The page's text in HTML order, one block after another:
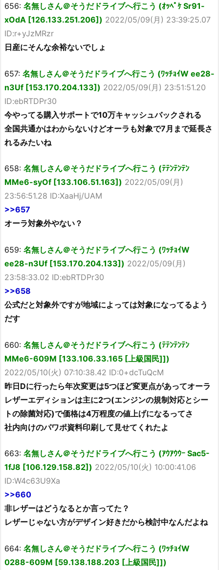
656: 名無しさん＠そうだドライブへ行こう (ｵｯﾍﾟｹ Sr91-
xOdA [126.133.251.206]) 2022/05/09(月) 23:39:25.07
ID:r+yJzMRzr
日産にそんな余裕ないでしょ
657: 名無しさん＠そうだドライブへ行こう (ﾜｯﾁｮｲW ee28-
n3Uf [153.170.204.133]) 2022/05/09(月) 23:51:51.20
ID:ebRTDPr30
今やってる購入サポートで10万キャッシュバックされる
全国共通かはわからないけどオーラも対象で7月まで延長さ
れるみたいね
658: 名無しさん＠そうだドライブへ行こう (ﾃﾃﾝﾃﾝﾃﾝ
MMe6-syOf [133.106.51.163]) 2022/05/09(月)
23:56:51.28 ID:XaaHj/UAM
>>657
オーラ対象外やない？
659: 名無しさん＠そうだドライブへ行こう (ﾜｯﾁｮｲW
ee28-n3Uf [153.170.204.133]) 2022/05/09(月)
23:58:33.02 ID:ebRTDPr30
>>658
公式だと対象外ですが地域によっては対象になってるよう
だす
660: 名無しさん＠そうだドライブへ行こう (ﾃﾃﾝﾃﾝﾃﾝ
MMe6-609M [133.106.33.165 [上級国民]])
2022/05/10(火) 07:10:38.42 ID:0+dcTuQcM
昨日Dに行ったら年次変更は5つほど変更点があってオーラ
レザーエディションは主に2つ(エンジンの規制対応とシー
トの除菌対応)で価格は4万程度の値上げになるってさ
社内向けのパワポ資料印刷して見せてくれたよ
663: 名無しさん＠そうだドライブへ行こう (ｱｳｱｳｳｰ Sac5-
1fJ8 [106.129.158.82]) 2022/05/10(火) 10:00:41.06
ID:W4c63U9Xa
>>660
非レザーはどうなるとか言ってた？
レザーじゃない方がデザイン好きだから検討中なんだよね
664: 名無しさん＠そうだドライブへ行こう (ﾜｯﾁｮｲW
0288-609M [59.138.188.203 [上級国民]])